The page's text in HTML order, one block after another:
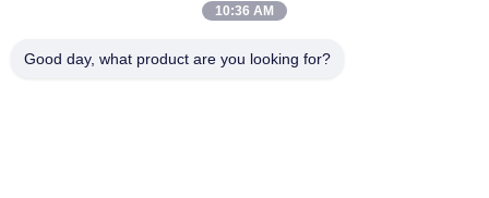
Benz de Delen
BMW-de Delen van
10:36 AM
Good day, what product are you looking for?